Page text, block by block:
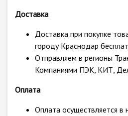
Доставка
Доставка при покупке
городу Краснодар
Отправляем в регионы
Компаниями ПЭК, КИТ,
Оплата
Оплата осуществляется